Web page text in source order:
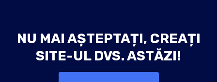
NU MAI AȘTEPTAȚI, CREAȚI
SITE-UL DVS. ASTĂZI!